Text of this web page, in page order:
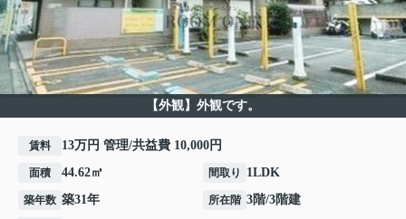
【外観】外観です。
賃料 13万円 管理/共益費 10,000円
面積 44.62㎡ 間取り 1LDK
築年数 築31年 所在階 3階/3階建